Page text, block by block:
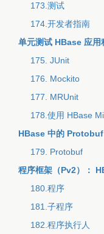
173.测试
174.开发者指南
单元测试 HBase 应用
175. JUnit
176. Mockito
177. MRUnit
178.使用 HBase
HBase 中的 Protobuf
179. Protobuf
程序框架（Pv2）：
180.程序
181.子程序
182.程序执行人